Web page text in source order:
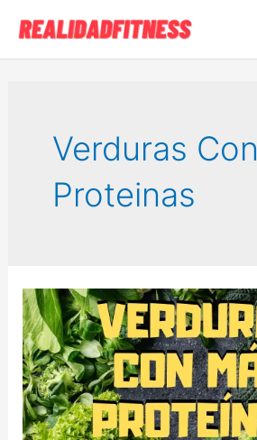
contenido
Verduras Con
Proteinas